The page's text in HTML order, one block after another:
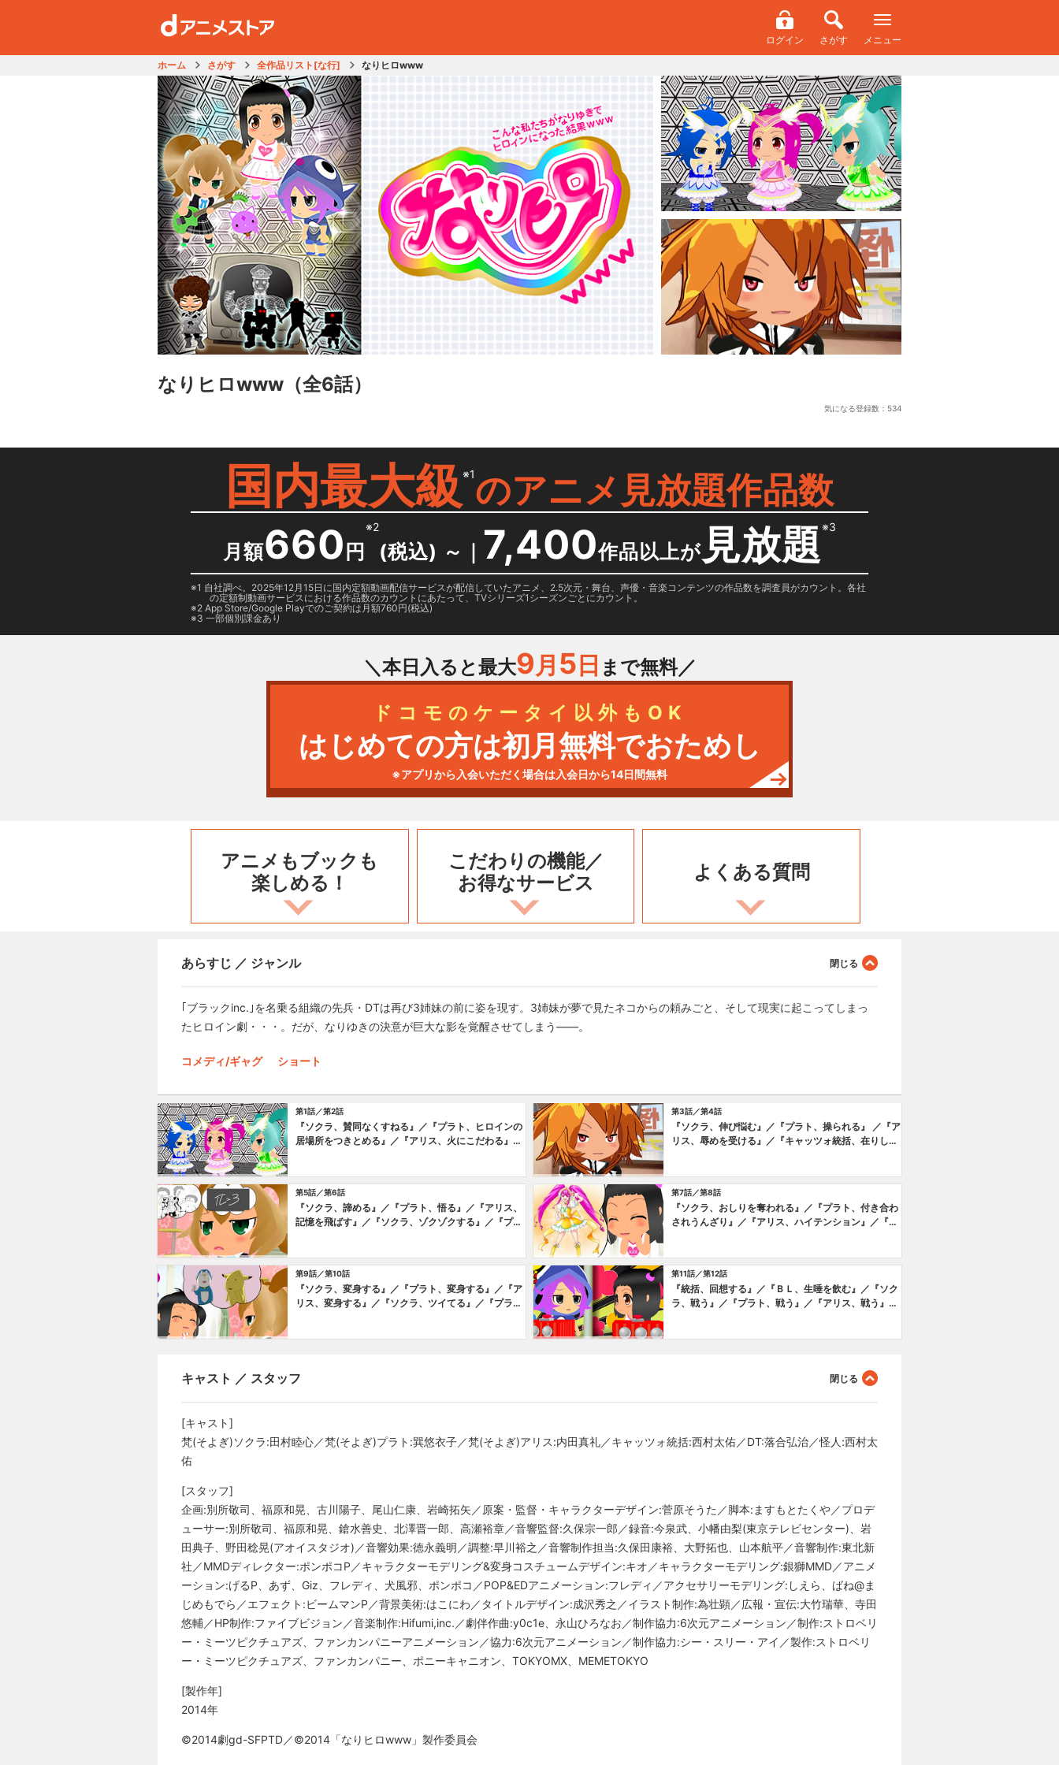
ログイン さがす メニュー
ホーム さがす 全作品リスト[な行] なりヒロwww
なりヒロwww （全6話）
気になる登録数： 534
国内最大級 ※1のアニメ見放題作品数
月額660 円
※2
(税込) ～ ｜ 7,400作品以上が 見放題※3
1 自社調べ。2025年12月15日に国内定額動画配信サービスが配信していたアニメ、2.5次元・舞台、声優・音楽コンテンツの作品数を調査員がカウント。各社
の定額制動画サービスにおける作品数のカウントにあたって、TVシリーズ1シーズンごとにカウント。
2 App Store/Google Playでのご契約は月額760円(税込)
3 一部個別課金あり
＼本日入ると最大9月 5 日 まで無料／
ドコモのケータイ以外もOK
はじめての方は初月無料でおためし
※アプリから入会いただく場合は入会日から14日間無料
アニメもブックも
楽しめる！
こだわりの機能／
お得なサービス
よくある質問
あらすじ ／ ジャンル
｢ブラックinc.｣を名乗る組織の先兵・DTは再び3姉妹の前に姿を現す。3姉妹が夢で見たネコからの頼みごと、そして現実に起こってしまっ
たヒロイン劇・・・。だが、なりゆきの決意が巨大な影を覚醒させてしまう――。
コメディ/ギャグ ショート
第1話／第2話
『ソクラ、賛同なくすねる』／『プラト、ヒロインの
居場所をつきとめる』／『アリス、火にこだわる』／
第3話／第4話
『ソクラ、伸び悩む』／『プラト、操られる』 ／『ア
リス、辱めを受ける』／『キャッツォ統括、在りし日
第5話／第6話
『ソクラ、諦める』／『プラト、悟る』／『アリス、
記憶を飛ばす』／『ソクラ、ゾクゾクする』／『プラ
第7話／第8話
『ソクラ、おしりを奪われる』／『プラト、付き合わ
されうんざり』／『アリス、ハイテンション』／『Ｂ
第9話／第10話
『ソクラ、変身する』／『プラト、変身する』／『ア
リス、変身する』／『ソクラ、ツイてる』／『プラ
第11話／第12話
『統括、回想する』／『ＢＬ、生唾を飲む』／『ソク
ラ、戦う』／『プラト、戦う』／『アリス、戦う』／
キャスト ／ スタッフ
[キャスト]
梵(そよぎ)ソクラ:田村睦心／梵(そよぎ)プラト:巽悠衣子／梵(そよぎ)アリス:内田真礼／キャッツォ統括:西村太佑／DT:落合弘治／怪人:西村太
佑
[スタッフ]
企画:別所敬司、福原和晃、古川陽子、尾山仁康、岩崎拓矢／原案・監督・キャラクターデザイン:菅原そうた／脚本:ますもとたくや／プロデ
ューサー:別所敬司、福原和晃、鎗水善史、北澤晋一郎、高瀬裕章／音響監督:久保宗一郎／録音:今泉武、小幡由梨(東京テレビセンター)、岩
田典子、野田稔晃(アオイスタジオ)／音響効果:徳永義明／調整:早川裕之／音響制作担当:久保田康裕、大野拓也、山本航平／音響制作:東北新
社／MMDディレクター:ポンポコP／キャラクターモデリング&変身コスチュームデザイン:キオ／キャラクターモデリング:銀獅MMD／アニメ
ーション:げるP、あず、Giz、フレディ、犬風邪、ポンポコ／POP&EDアニメーション:フレディ／アクセサリーモデリング:しえら、ばね@ま
じめもでら／エフェクト:ビームマンP／背景美術:はこにわ／タイトルデザイン:成沢秀之／イラスト制作:為壮顕／広報・宣伝:大竹瑞華、寺田
悠輔／HP制作:ファイブビジョン／音楽制作:Hifumi,inc.／劇伴作曲:y0c1e、永山ひろなお／制作協力:6次元アニメーション／制作:ストロベリ
ー・ミーツピクチュアズ、ファンカンパニーアニメーション／協力:6次元アニメーション／制作協力:シー・スリー・アイ／製作:ストロベリ
ー・ミーツピクチュアズ、ファンカンパニー、ポニーキャニオン、TOKYOMX、MEMETOKYO
[製作年]
2014年
©2014劇gd-SFPTD／©2014「なりヒロwww」製作委員会